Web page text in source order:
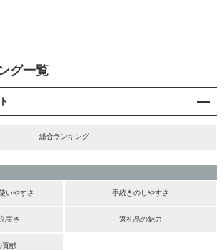
グ一覧
総合ランキング
いやすさ 手続きのしやすさ
実さ 返礼品の魅力
貢献